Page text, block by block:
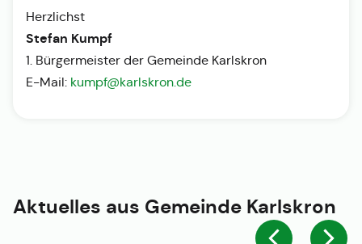
Herzlichst
Stefan Kumpf
1. Bürgermeister der Gemeinde Karlskron
E-Mail: kumpf@karlskron.de
Aktuelles aus Gemeinde Karlskron